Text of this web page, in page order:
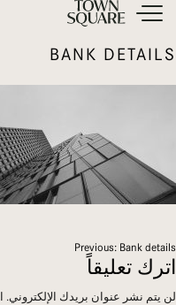
BANK DETAILS
تصفّح
المقالات
Previous: Bank details
اترك تعليقاً
لن يتم نشر عنوان بريدك الإلكتروني.